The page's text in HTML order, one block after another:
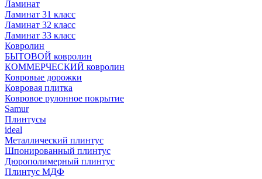
Ламинат
Ламинат 31 класс
Ламинат 32 класс
Ламинат 33 класс
Ковролин
БЫТОВОЙ ковролин
КОММЕРЧЕСКИЙ ковролин
Ковровые дорожки
Ковровая плитка
Ковровое рулонное покрытие
Samur
Плинтусы
ideal
Металлический плинтус
Шпонированный плинтус
Дюрополимерный плинтус
Плинтус МДФ